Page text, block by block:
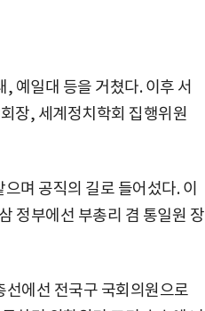
예일대 등을 거쳤다. 이후 서
장, 세계정치학회 집행위원
며 공직의 길로 들어섰다. 이
정부에선 부총리 겸 통일원 장
에선 전국구 국회의원으로